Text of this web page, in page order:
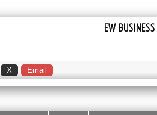
EW
X Email